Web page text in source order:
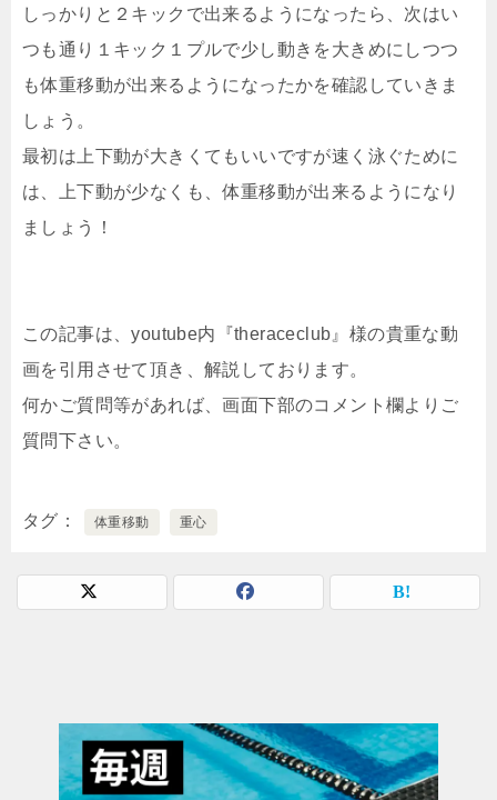
しっかりと２キックで出来るようになったら、次はい
つも通り１キック１プルで少し動きを大きめにしつつ
も体重移動が出来るようになったかを確認していきま
しょう。
最初は上下動が大きくてもいいですが速く泳ぐために
は、上下動が少なくも、体重移動が出来るようになり
ましょう！
この記事は、youtube内『theraceclub』様の貴重な動
画を引用させて頂き、解説しております。
何かご質問等があれば、画面下部のコメント欄よりご
質問下さい。
タグ 体重移動 重心